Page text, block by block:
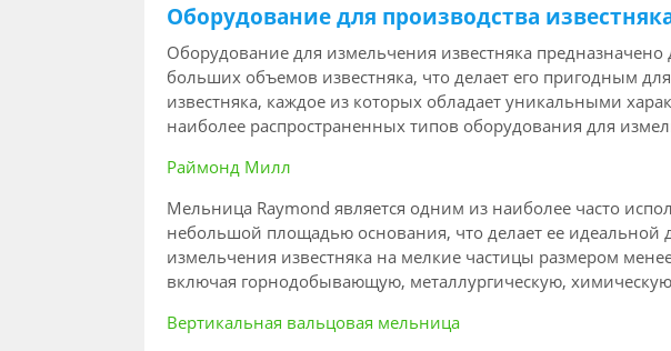
Оборудование для производства
Оборудование для измельчения известняка
больших объемов известняка, что делает его пригодным
известняка, каждое из которых обладает уникальными
наиболее распространенных типов оборудования для
Раймонд Милл
Мельница Raymond является одним из наиболее часто
небольшой площадью основания, что делает ее
измельчения известняка на мелкие частицы размером
включая горнодобывающую, металлургическую,
Вертикальная вальцовая мельница